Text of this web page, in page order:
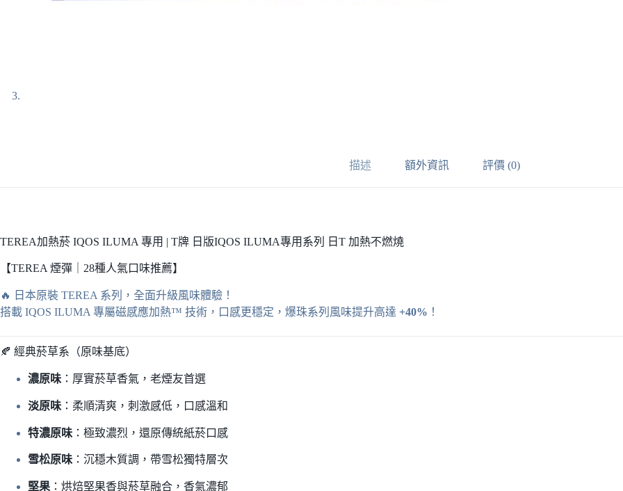
描述 額外資訊 評價 (0)
TEREA加熱菸 IQOS ILUMA 專用 | T牌 日版IQOS ILUMA專用系列 日T 加熱不燃燒
【TEREA 煙彈｜28種人氣口味推薦】
🔥 日本原裝 TEREA 系列，全面升級風味體驗！
搭載 IQOS ILUMA 專屬磁感應加熱™ 技術，口感更穩定，爆珠系列風味提升高達 +40% ！
🍂 經典菸草系（原味基底）
濃原味 ：厚實菸草香氣，老煙友首選
淡原味 ：柔順清爽，刺激感低，口感溫和
特濃原味 ：極致濃烈，還原傳統紙菸口感
雪松原味 ：沉穩木質調，帶雪松獨特層次
堅果 ：烘焙堅果香與菸草融合，香氣濃郁